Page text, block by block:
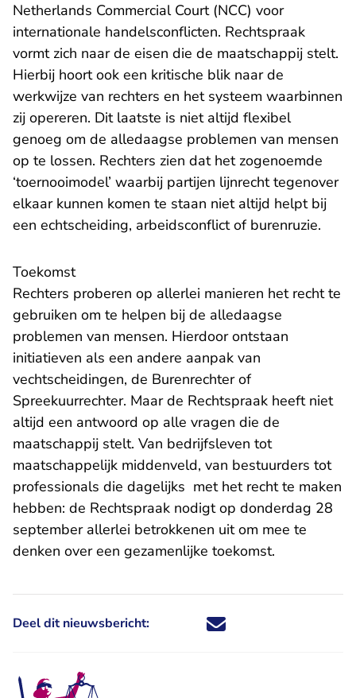
Netherlands Commercial Court(NCC) voor
internationale handelsconflicten. Rechtspraak
vormt zich naar de eisen die de maatschappij stelt.
Hierbij hoort ook een kritische blik naar de
werkwijze van rechters en het systeem waarbinnen
zij opereren. Dit laatste is niet altijd flexibel
genoeg om de alledaagse problemen van mensen
op te lossen. Rechters zien dat het zogenoemde
‘toernooimodel’ waarbij partijen lijnrecht tegenover
elkaar kunnen komen te staan niet altijd helpt bij
een echtscheiding, arbeidsconflict of burenruzie.
Toekomst
Rechters proberen op allerlei manieren het recht te
gebruiken om te helpen bij de alledaagse
problemen van mensen. Hierdoor ontstaan
initiatieven als een andere aanpak van
vechtscheidingen, de Burenrechter of
Spreekuurrechter. Maar de Rechtspraak heeft niet
altijd een antwoord op alle vragen die de
maatschappij stelt. Van bedrijfsleven tot
maatschappelijk middenveld, van bestuurders tot
professionals die dagelijks met het recht te maken
hebben: de Rechtspraak nodigt op donderdag 28
september allerlei betrokkenen uit om mee te
denken over een gezamenlijke toekomst.
Deel dit nieuwsbericht: Deel dit nieuwsbericht via X -
Deel dit nieuwsbericht via
Deel dit nieuwsbericht
Deel dit